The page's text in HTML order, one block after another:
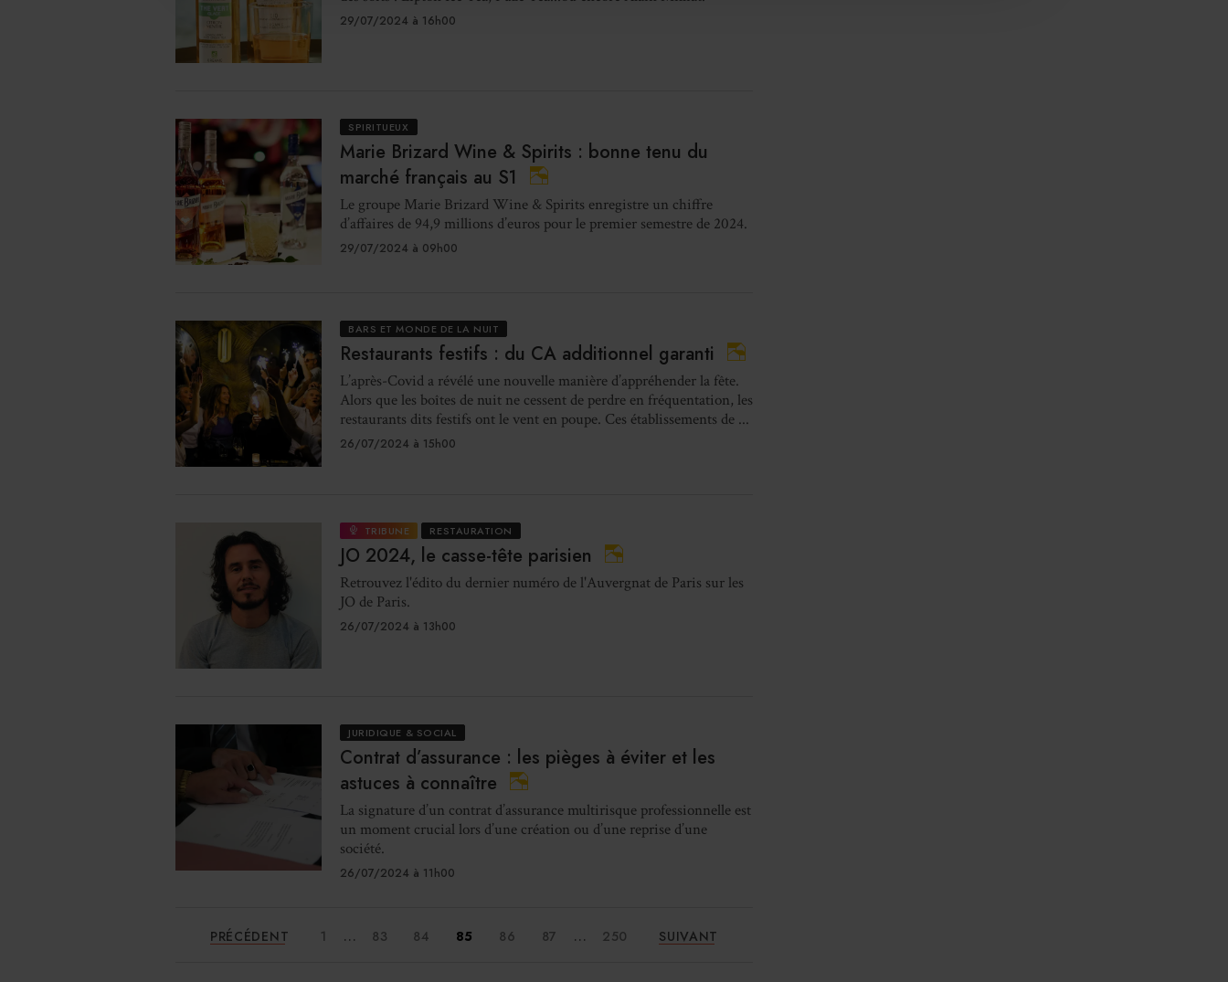
29/07/2024 à 16h00
SPIRITUEUX
Marie Brizard Wine & Spirits : bonne tenu du
marché français au S1
Le groupe Marie Brizard Wine & Spirits enregistre un chiffre
d’affaires de 94,9 millions d’euros pour le premier semestre de 2024.
29/07/2024 à 09h00
BARS ET MONDE DE LA NUIT
Restaurants festifs : du CA additionnel garanti
L’après-Covid a révélé une nouvelle manière d’appréhender la fête.
Alors que les boîtes de nuit ne cessent de perdre en fréquentation, les
restaurants dits festifs ont le vent en poupe. Ces établissements de ...
26/07/2024 à 15h00
TRIBUNE RESTAURATION
JO 2024, le casse-tête parisien
Retrouvez l'édito du dernier numéro de l'Auvergnat de Paris sur les
JO de Paris.
26/07/2024 à 13h00
JURIDIQUE & SOCIAL
Contrat d’assurance : les pièges à éviter et les
astuces à connaître
La signature d’un contrat d’assurance multirisque professionnelle est
un moment crucial lors d’une création ou d’une reprise d’une
société.
26/07/2024 à 11h00
PRÉCÉDENT 1 ... 83 84 85 86 87 ... 250 SUIVANT